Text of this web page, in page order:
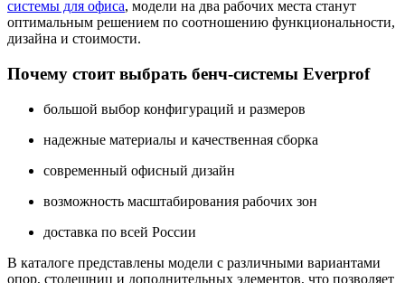
системы для офиса, модели на два рабочих места станут
оптимальным решением по соотношению функциональности,
дизайна и стоимости.
Почему стоит выбрать бенч-системы Everprof
большой выбор конфигураций и размеров
надежные материалы и качественная сборка
современный офисный дизайн
возможность масштабирования рабочих зон
доставка по всей России
В каталоге представлены модели с различными вариантами
опор, столешниц и дополнительных элементов, что позволяет